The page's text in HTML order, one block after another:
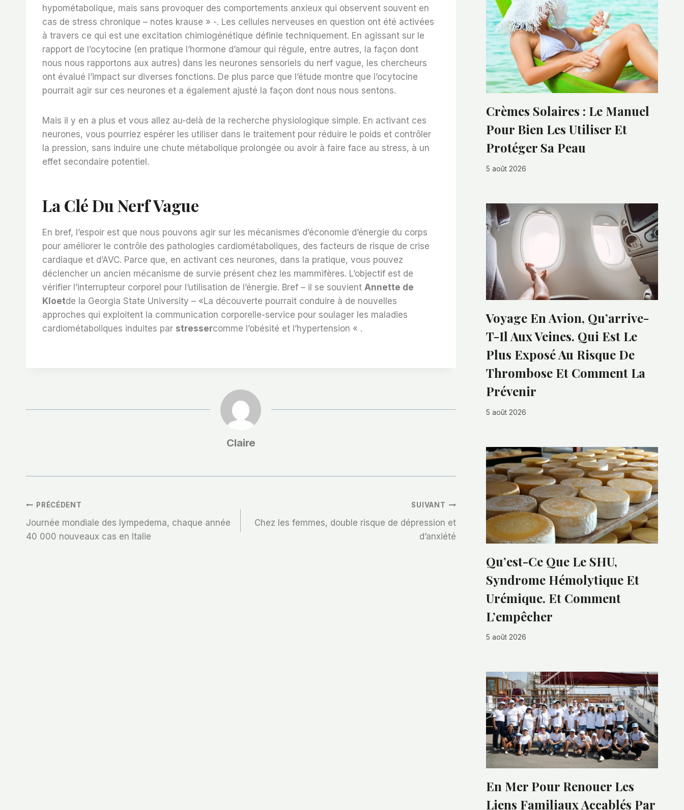
hypométabolique, mais sans provoquer des comportements anxieux qui observent souvent en
cas de stress chronique – notes krause » -. Les cellules nerveuses en question ont été activées
à travers ce qui est une excitation chimiogénétique définie techniquement. En agissant sur le
rapport de l’ocytocine (en pratique l’hormone d’amour qui régule, entre autres, la façon dont
nous nous rapportons aux autres) dans les neurones sensoriels du nerf vague, les chercheurs
ont évalué l’impact sur diverses fonctions. De plus parce que l’étude montre que l’ocytocine
pourrait agir sur ces neurones et a également ajusté la façon dont nous nous sentons.
Mais il y en a plus et vous allez au-delà de la recherche physiologique simple. En activant ces
neurones, vous pourriez espérer les utiliser dans le traitement pour réduire le poids et contrôler
la pression, sans induire une chute métabolique prolongée ou avoir à faire face au stress, à un
effet secondaire potentiel.
La Clé Du Nerf Vague
En bref, l’espoir est que nous pouvons agir sur les mécanismes d’économie d’énergie du corps
pour améliorer le contrôle des pathologies cardiométaboliques, des facteurs de risque de crise
cardiaque et d’AVC. Parce que, en activant ces neurones, dans la pratique, vous pouvez
déclencher un ancien mécanisme de survie présent chez les mammifères. L’objectif est de
vérifier l’interrupteur corporel pour l’utilisation de l’énergie. Bref – il se souvient Annette de
Kloetde la Georgia State University – «La découverte pourrait conduire à de nouvelles
approches qui exploitent la communication corporelle-service pour soulager les maladies
cardiométaboliques induites par stressercomme l’obésité et l’hypertension « .
Claire
Navigation
De
PRÉCÉDENT
Journée mondiale des lympedema, chaque année
40 000 nouveaux cas en Italie
SUIVANT
Chez les femmes, double risque de dépression et
d’anxiété
Crèmes Solaires : Le Manuel
Pour Bien Les Utiliser Et
Protéger Sa Peau
5 août 2026
Voyage En Avion, Qu’arrive-
T-Il Aux Veines. Qui Est Le
Plus Exposé Au Risque De
Thrombose Et Comment La
Prévenir
5 août 2026
Qu’est-Ce Que Le SHU,
Syndrome Hémolytique Et
Urémique. Et Comment
L’empêcher
5 août 2026
En Mer Pour Renouer Les
Liens Familiaux Accablés Par